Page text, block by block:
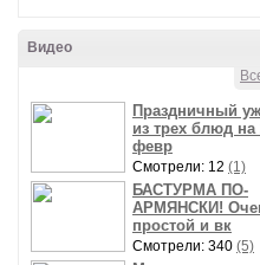
Видео
Праздничный
из трех блюд на
февр
Смотрели: 12 (1)
БАСТУРМА ПО-
АРМЯНСКИ!
простой и вк
Смотрели: 340 (5)